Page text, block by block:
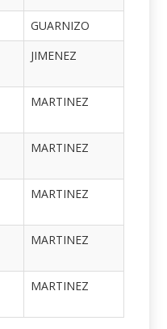
GUARNIZO
JIMENEZ
MARTINEZ
MARTINEZ
MARTINEZ
MARTINEZ
MARTINEZ